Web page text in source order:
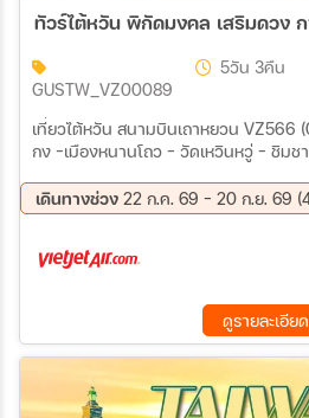
GUSTW_VZ00089
5วัน 3คืน
เที่ยวไต้หวัน สนามบินเถาหยวน VZ566 (01.35-06.25) – ศาลเจ้าอู๋ฝู
กง -เมืองหนานโถว – วัดเหวินหวู่ – ชิมช
หยวน – วัดขอความรวย - วัดเว่ยเทียน
เสียไห่เฉิงหวง - วัดฉือโย่วกง - เหราเหอ
เดินทางช่วง 22 ก.ค. 69 - 20 ก.ย. 69
09 ก.ย. 69 - 13 ก.ย. 69
ดูรายละเอียด